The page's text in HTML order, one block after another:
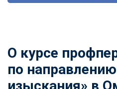
О курсе
по
изыскания» в